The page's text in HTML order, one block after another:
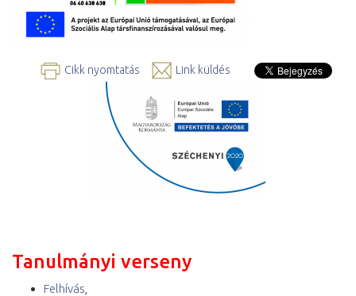
Cikk nyomtatás Link küldés
Tanulmányi verseny
Felhívás